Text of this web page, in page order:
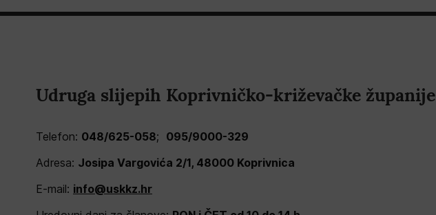
Udruga slijepih Koprivničko-križevačke županije
Telefon: 048/625-058; 095/9000-329
Adresa: Josipa Vargovića 2/1, 48000 Koprivnica
E-mail: info@uskkz.hr